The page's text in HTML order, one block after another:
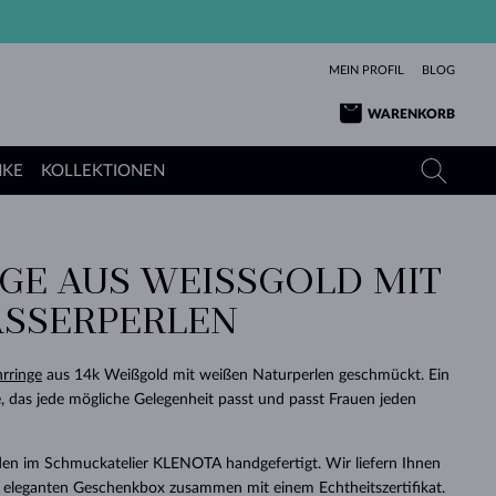
MEIN PROFIL BLOG
WARENKORB
RICHTIGEN
DURCHSEHEN
LIEBE
DURCHSEHEN
GELBGOLD
ROSÉGOLD
ANGEBOT
DURCHSEHEN
TANSANITE
TOPASE
TURMALINE
MOLDAVITESCHÖN
DURCHSEHEN
TURMALINE
MOLDAVITE
MINERALKETTEN
PERLEN ANHÄNGER
SIMPLEN
DINGE
ARMBÄNDER
DURCHSEHEN
PERLEN
DURCHSEHEN
SAPHIRE
SMARAGDE
MOLDAVITE
MINERALIEN
KLENOTA
DURCHSEHEN
SCHENKEN
DURCHSEHEN
KOLLEKTIONEN
KOLLEKTIONEN
DURCHSEHEN
AUS WEISSGOLD MIT S
aus 14k Weißgold mit weißen Naturperlen geschmückt. Ein
das jede mögliche Gelegenheit passt und passt Frauen jeden
im Schmuckatelier KLENOTA handgefertigt. Wir liefern Ihnen
Geschenkbox zusammen mit einem Echtheitszertifikat.